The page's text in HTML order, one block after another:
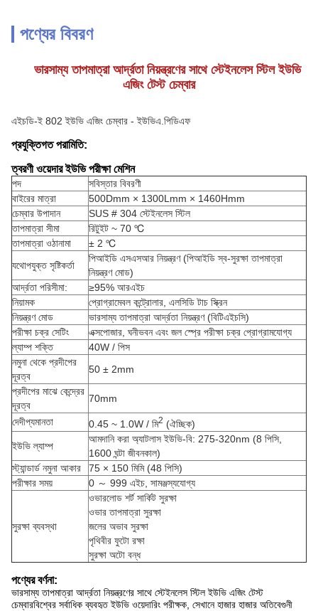
পণ্যের বিবরণ
ভারসাম্য তাপমাত্রা আর্দ্রতা নিয়ন্ত্রণের সাথে স্টেইনলেস স্টিল ইউভি
এজিং টেস্ট চেম্বার
এইচডি-ই 802 ইউভি এজিং চেম্বার - ইউভিএ.পিডিএফ
প্রযুক্তিগত পরামিতি:
ত্বরণী ওয়েদার ইউভি পরীক্ষা মেশিন
পদ
সবিস্তার বিবরণী
বাইরের মাত্রা
500Dmm × 1300Lmm × 1460Hmm
চেম্বার উপাদান
SUS # 304 স্টেইনলেস স্টিল
তাপমাত্রা সীমা
রিটুইট ~ 70 ℃
তাপমাত্রা ওঠানামা
± 2 ℃
যথোপযুক্ত সৃষ্টিকর্তা
পিআইডি এসএসআর নিয়ন্ত্রণ (পিআইডি স্ব-সুরক্ষা তাপমাত্রা
নিয়ন্ত্রণ মোড)
আর্দ্রতা পরিসীমা:
≥95% আরএইচ
নিয়ামক
প্রোগ্রামেবল কন্ট্রোলার, এলসিডি টাচ স্ক্রিন
নিয়ন্ত্রণ মোড
ভারসাম্য তাপমাত্রা আর্দ্রতা নিয়ন্ত্রণ (বিটিএইচসি)
পরীক্ষা চক্র সেটিং
এক্সপোজার, ঘনীভবন এবং জল স্প্রে পরীক্ষা চক্র প্রোগ্রামযোগ্য
ল্যাম্প শক্তি
40W / পিস
নমুনা থেকে প্রদীপের
দূরত্ব
50 ± 2mm
প্রদীপের মাঝে কেন্দ্রের
দূরত্ব
70mm
দেদীপ্যমানতা 0.45 ~ 1.0W / মি2 (ঐচ্ছিক)
ইউভি ল্যাম্প
আমদানি করা অ্যাটলাস ইউভি-বি: 275-320nm (8 পিসি,
1600 ঘন্টা জীবনকাল)
স্ট্যান্ডার্ড নমুনা আকার
75 × 150 মিমি (48 পিসি)
পরীক্ষার সময়
0 ～ 999 এইচ, সামঞ্জস্যযোগ্য
সুরক্ষা ব্যবস্থা
ওভারলোড শর্ট সার্কিট সুরক্ষা
ওভার তাপমাত্রা সুরক্ষা
জলের অভাব সুরক্ষা
পৃথিবীর ফুটো রক্ষা
সুরক্ষা অটো বন্ধ
পণ্যের বর্ণনা:
ভারসাম্য তাপমাত্রা আর্দ্রতা নিয়ন্ত্রণের সাথে স্টেইনলেস স্টিল ইউভি এজিং টেস্ট
চেম্বারবিশ্বের সর্বাধিক ব্যবহৃত ইউভি ওয়েদারিং পরীক্ষক, সেখানে হাজার হাজার অতিবেগুনী